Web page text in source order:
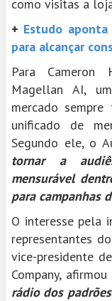
como visitas a
+ Estudo
para alcançar
Para Cameron
Magellan AI,
mercado
unificado de
Segundo ele, o
tornar a
mensurável
para campanhas
O interesse pela
representantes
vice-presidente
Company, afirmou
rádio dos